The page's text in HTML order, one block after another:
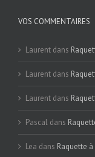
VOS COMMENTAIRES
Laurent dans
Laurent dans
Laurent dans
Pascal dans
Lea dans Raquette